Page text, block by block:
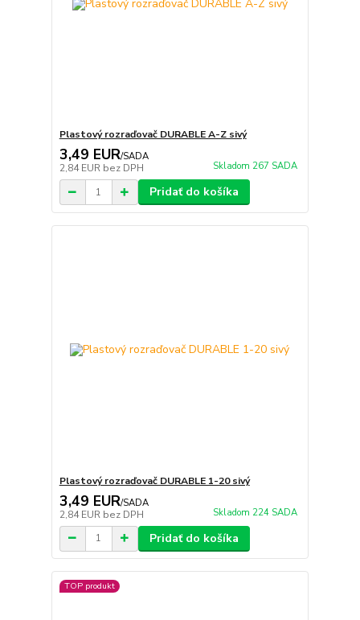
Plastový rozraďovač DURABLE A-Z sivý
3,49 EUR/SADA
2,84 EUR bez DPH Skladom 267 SADA
Pridať do košíka
Plastový rozraďovač DURABLE 1-20 sivý
3,49 EUR/SADA
2,84 EUR bez DPH Skladom 224 SADA
Pridať do košíka
TOP produkt